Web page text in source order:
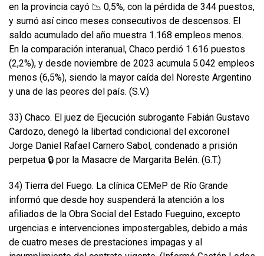
en la provincia cayó 📉 0,5%, con la pérdida de 344 puestos,
y sumó así cinco meses consecutivos de descensos. El
saldo acumulado del año muestra 1.168 empleos menos.
En la comparación interanual, Chaco perdió 1.616 puestos
(2,2%), y desde noviembre de 2023 acumula 5.042 empleos
menos (6,5%), siendo la mayor caída del Noreste Argentino
y una de las peores del país. (S.V.)
33) Chaco. El juez de Ejecución subrogante Fabián Gustavo
Cardozo, denegó la libertad condicional del excoronel
Jorge Daniel Rafael Carnero Sabol, condenado a prisión
perpetua 🔒 por la Masacre de Margarita Belén. (G.T.)
34) Tierra del Fuego. La clínica CEMeP de Río Grande
informó que desde hoy suspenderá la atención a los
afiliados de la Obra Social del Estado Fueguino, excepto
urgencias e intervenciones impostergables, debido a más
de cuatro meses de prestaciones impagas y al